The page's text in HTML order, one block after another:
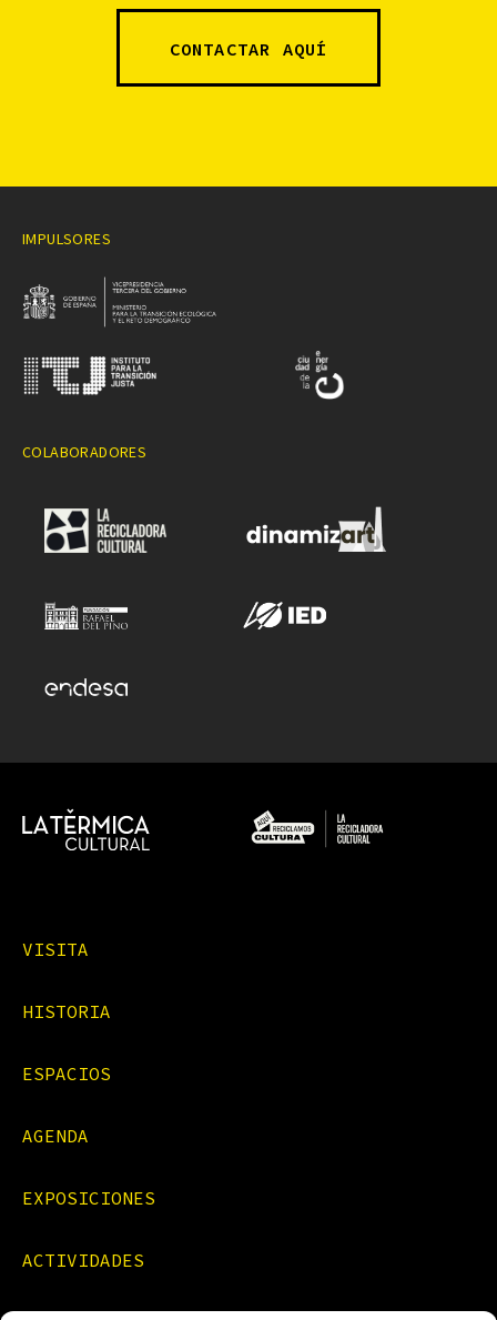
CONTACTAR AQUÍ
IMPULSORES
COLABORADORES
VISITA
HISTORIA
ESPACIOS
AGENDA
EXPOSICIONES
ACTIVIDADES